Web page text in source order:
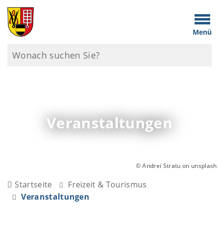
Menü
Veranstaltungen
© Andrei Stratu on unsplash
Startseite
Freizeit & Tourismus
Veranstaltungen